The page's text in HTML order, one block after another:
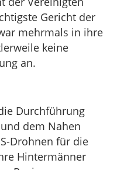
Gericht der
mehrmals in ihre
keine
an.
Durchführung
dem Nahen
Drohnen für die
Hintermänner